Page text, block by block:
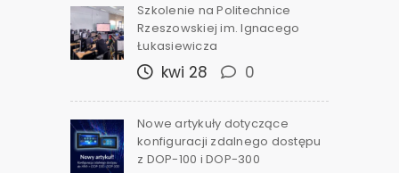
Szkolenie na Politechnice
Rzeszowskiej im. Ignacego
Łukasiewicza
kwi 28 0
Nowe artykuły dotyczące
konfiguracji zdalnego dostępu
z DOP-100 i DOP-300